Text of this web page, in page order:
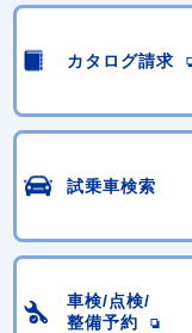
カタログ請求
試乗車検索
車検/点検/
整備予約